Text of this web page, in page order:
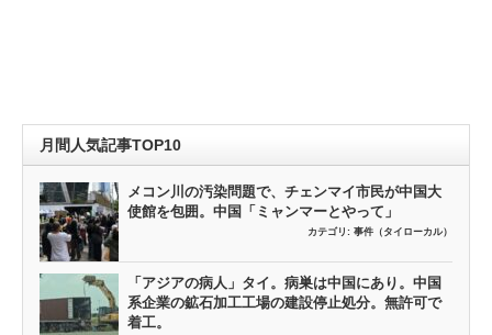
月間人気記事TOP10
メコン川の汚染問題で、チェンマイ市民が中国大
使館を包囲。中国「ミャンマーとやって」
カテゴリ: 事件（タイローカル）
「アジアの病人」タイ。病巣は中国にあり。中国
系企業の鉱石加工工場の建設停止処分。無許可で
着工。